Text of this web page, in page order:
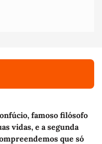
famoso filósofo
vidas, e a segunda
que só